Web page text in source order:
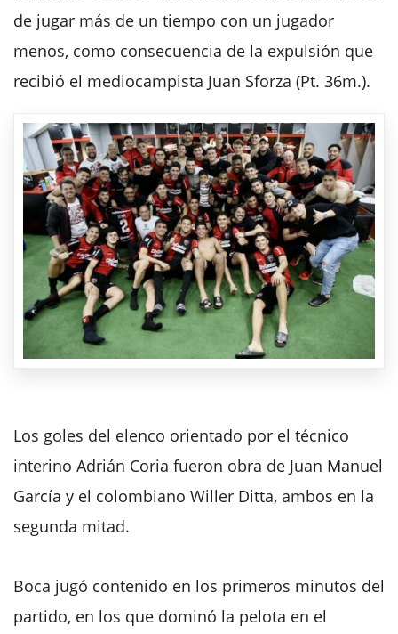
de jugar más de un tiempo con un jugador
menos, como consecuencia de la expulsión que
recibió el mediocampista Juan Sforza (Pt. 36m.).
Los goles del elenco orientado por el técnico
interino Adrián Coria fueron obra de Juan Manuel
García y el colombiano Willer Ditta, ambos en la
segunda mitad.
Boca jugó contenido en los primeros minutos del
partido, en los que dominó la pelota en el